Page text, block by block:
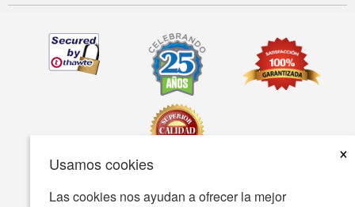
Usamos cookies
×
Las cookies nos ayudan a ofrecer la mejor
Accesibilidad Condiciones de uso Política de privacidad